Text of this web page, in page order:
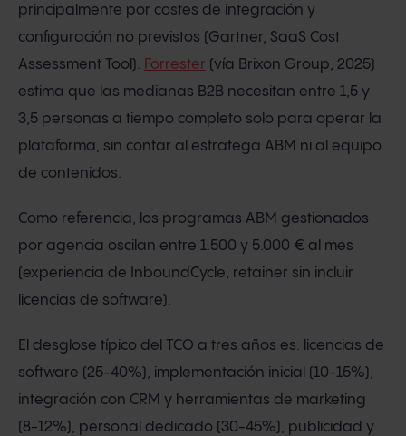
principalmente por costes de integración y
configuración no previstos (Gartner, SaaS Cost
Assessment Tool). Forrester (vía Brixon Group, 2025)
estima que las medianas B2B necesitan entre 1,5 y
3,5 personas a tiempo completo solo para operar la
plataforma, sin contar al estratega ABM ni al equipo
de contenidos.
Como referencia, los programas ABM gestionados
por agencia oscilan entre 1.500 y 5.000 € al mes
(experiencia de InboundCycle, retainer sin incluir
licencias de software).
El desglose típico del TCO a tres años es: licencias de
software (25-40%), implementación inicial (10-15%),
integración con CRM y herramientas de marketing
(8-12%), personal dedicado (30-45%), publicidad y